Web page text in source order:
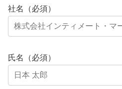
社名（必須）
氏名（必須）